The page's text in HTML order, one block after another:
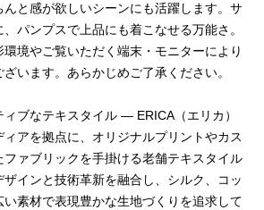
と感が欲しいシーンにも活躍します。サ
パンプスで上品にも着こなせる万能さ。
境やご覧いただく端末・モニターにより
います。あらかじめご了承ください。
ブなテキスタイル ― ERICA（エリカ）
アを拠点に、オリジナルプリントやカス
ファブリックを手掛ける老舗テキスタイル
ザインと技術革新を融合し、シルク、コッ
い素材で表現豊かな生地づくりを追求して